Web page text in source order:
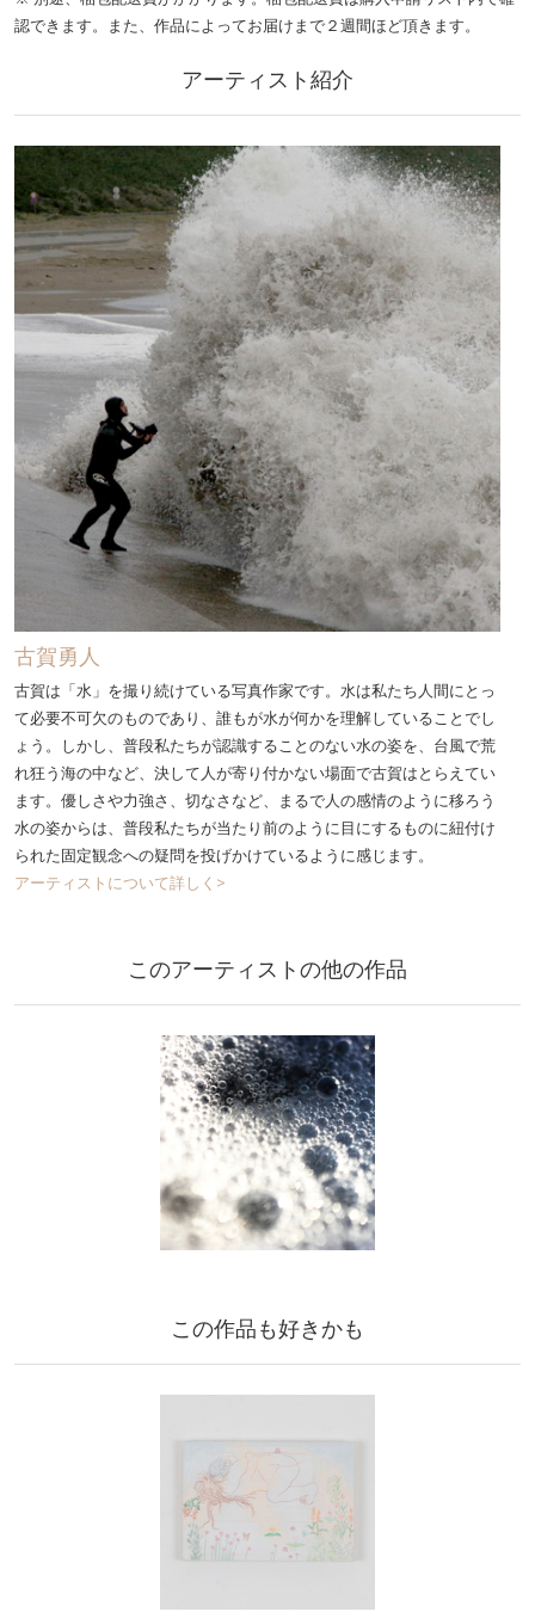
認できます。また、作品によってお届けまで２週間ほど頂きます。
アーティスト紹介
古賀勇人
古賀は「水」を撮り続けている写真作家です。水は私たち人間にとっ
て必要不可欠のものであり、誰もが水が何かを理解していることでし
ょう。しかし、普段私たちが認識することのない水の姿を、台風で荒
れ狂う海の中など、決して人が寄り付かない場面で古賀はとらえてい
ます。優しさや力強さ、切なさなど、まるで人の感情のように移ろう
水の姿からは、普段私たちが当たり前のように目にするものに紐付け
られた固定観念への疑問を投げかけているように感じます。
アーティストについて詳しく>
このアーティストの他の作品
この作品も好きかも